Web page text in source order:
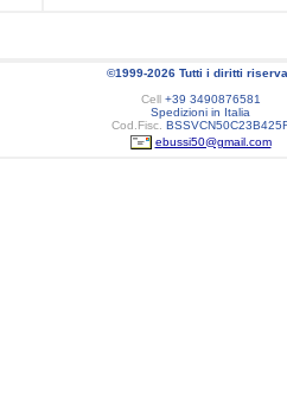
©1999-2026 Tutti i diritti
Cell+39 3490876581
Spedizioni in Italia
Cod.Fisc.
ebussi50@gmail.com